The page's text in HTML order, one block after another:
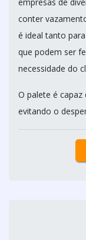
conter
é ideal tanto
que podem ser
necessidade do
O palete é
evitando o